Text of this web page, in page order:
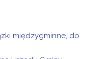
międzygminne, do